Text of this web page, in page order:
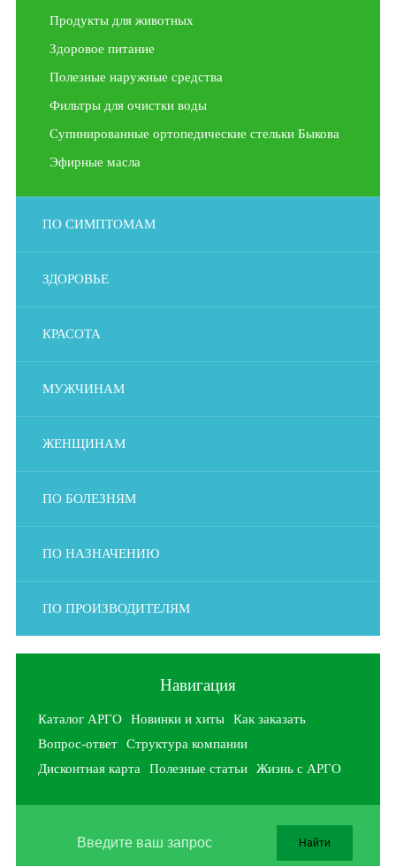
Продукты для животных
Здоровое питание
Полезные наружные средства
Фильтры для очистки воды
Супинированные ортопедические стельки Быкова
Эфирные масла
ПО СИМПТОМАМ
ЗДОРОВЬЕ
КРАСОТА
МУЖЧИНАМ
ЖЕНЩИНАМ
ПО БОЛЕЗНЯМ
ПО НАЗНАЧЕНИЮ
ПО ПРОИЗВОДИТЕЛЯМ
Навигация
Каталог АРГО Новинки и хиты
Как заказать
Вопрос-ответ
Структура компании
Дисконтная карта
Полезные статьи Жизнь с АРГО